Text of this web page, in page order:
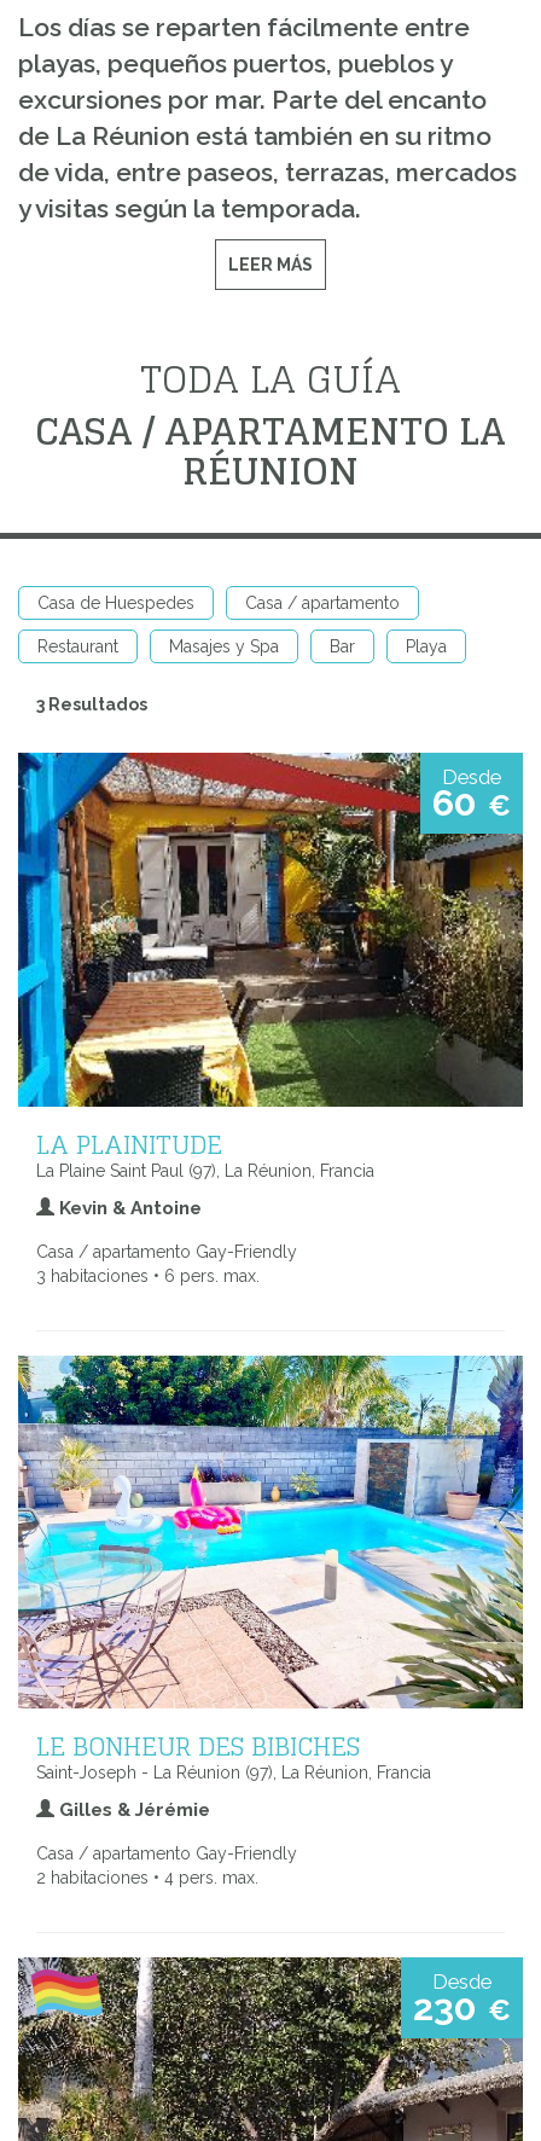
Los días se reparten fácilmente entre
playas, pequeños puertos, pueblos y
excursiones por mar. Parte del encanto
de La Réunion está también en su ritmo
de vida, entre paseos, terrazas, mercados
y visitas según la temporada.
LEER MÁS
TODA LA GUÍA
CASA / APARTAMENTO LA
RÉUNION
Casa de Huespedes Casa / apartamento
Restaurant Masajes y Spa Bar Playa
3 Resultados
Desde
60 €
LA PLAINITUDE
La Plaine Saint Paul (97), La Réunion, Francia
Kevin & Antoine
Casa / apartamento Gay-Friendly
3 habitaciones • 6 pers. max.
LE BONHEUR DES BIBICHES
Saint-Joseph - La Réunion (97), La Réunion, Francia
Gilles & Jérémie
Casa / apartamento Gay-Friendly
2 habitaciones • 4 pers. max.
Desde
230 €